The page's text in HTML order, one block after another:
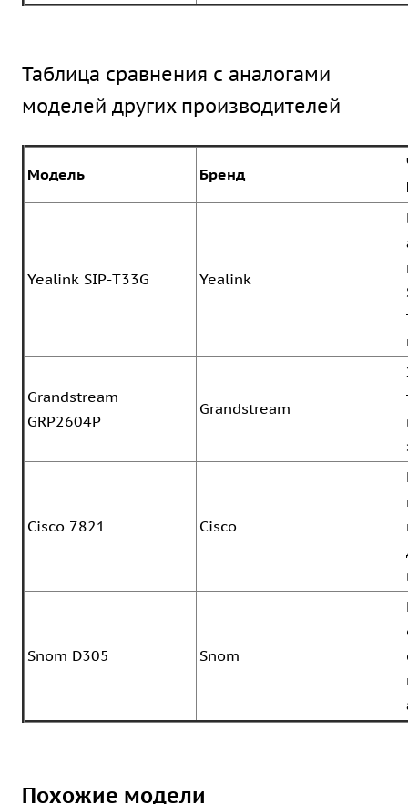
Таблица сравнения с аналогами
моделей других производителей
Модель Бренд
Yealink SIP-T33G Yealink
Grandstream
GRP2604P
Grandstream
Cisco 7821 Cisco
Snom D305 Snom
Похожие модели